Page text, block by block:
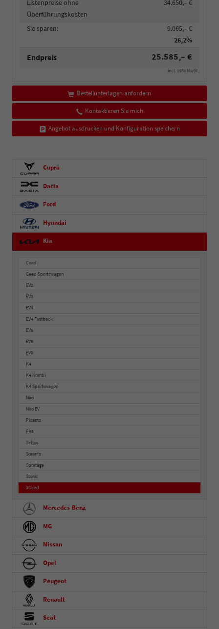
Listenpreise ohne
Überführungskosten
34.650,– €
Sie sparen:
9.065,– €
26,2%
Endpreis 25.585,– €
incl. 19% MwSt.,
Bestellunterlagen anfordern
Kontaktieren Sie mich
Angebot ausdrucken und Konfiguration speichern
Cupra
Dacia
Ford
Hyundai
Kia
Ceed
Ceed Sportswagon
EV2
EV3
EV4
EV4 Fastback
EV5
EV6
EV9
K4
K4 Kombi
K4 Sportswagon
Niro
Niro EV
Picanto
PV5
Seltos
Sorento
Sportage
Stonic
XCeed
Mercedes-Benz
MG
Nissan
Opel
Peugeot
Renault
Seat